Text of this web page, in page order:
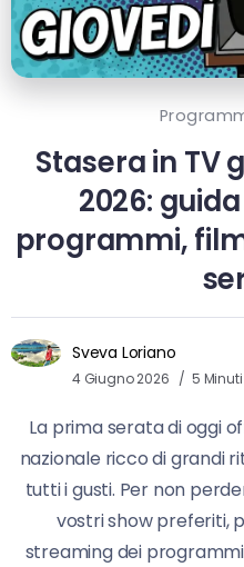
Stasera in TV
2026:
programmi,
Sveva Loriano
4 Giugno 2026 5
La prima serata di oggi
nazionale ricco di grandi
tutti i gusti. Per non
vostri show preferiti,
streaming dei programmi